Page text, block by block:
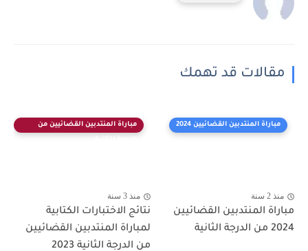
مقالات قد تهمك
مباراة المنتدبين القضائيين 2024
منذ 2 سنة
مباراة المنتدبين القضائيين
2024 من الدرجة الثانية
مباراة المنتدبين القضائيين من
منذ 3 سنة
نتائج الاختبارات الكتابية
لمباراة المنتدبين القضائيين
من الدرجة الثانية 2023